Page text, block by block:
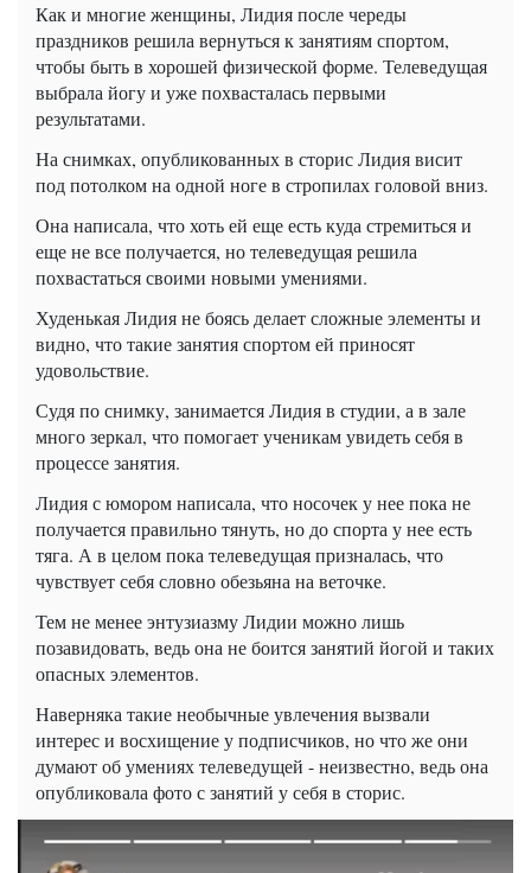
Как и многие женщины, Лидия после череды
праздников решила вернуться к занятиям спортом,
чтобы быть в хорошей физической форме. Телеведущая
выбрала йогуи уже похвасталась первыми
результатами.
На снимках, опубликованных в сторисЛидия висит
под потолком на одной ноге в стропилах головой вниз.
Она написала, что хоть ей еще есть куда стремиться и
еще не все получается, но телеведущая решила
похвастаться своими новыми умениями.
Худенькая Лидияне боясь делает сложные элементы и
видно, что такие занятия спортом ей приносят
удовольствие.
Судя по снимку, занимается Лидия в студии, а в зале
много зеркал, что помогает ученикам увидеть себя в
процессезанятия.
Лидия с юмором написала, что носочек у нее пока не
получается правильно тянуть, но до спорта у нее есть
тяга. А в целом пока телеведущая призналась, что
чувствует себя словно обезьяна на веточке.
Тем не менее энтузиазму Лидии можно лишь
позавидовать, ведь она не боится занятий йогой и таких
опасных элементов.
Наверняка такие необычные увлечения вызвали
интерес и восхищение у подписчиков, но что же они
думают об умениях телеведущей - неизвестно, ведь она
опубликовала фото с занятий у себя в сторис.